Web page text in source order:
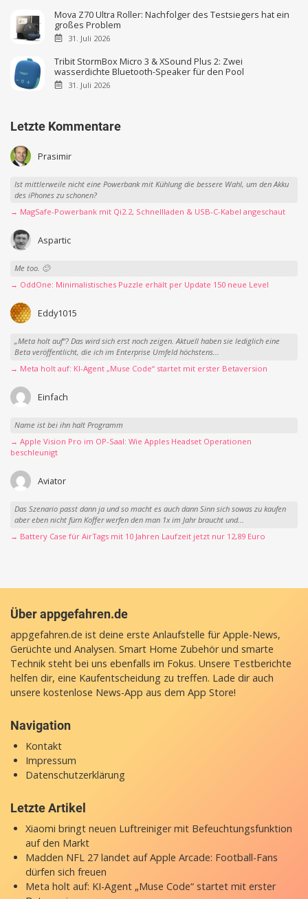
Mova Z70 Ultra Roller: Nachfolger des Testsiegers hat ein
großes Problem
31. Juli 2026
Tribit StormBox Micro 3 & XSound Plus 2: Zwei
wasserdichte Bluetooth-Speaker für den Pool
31. Juli 2026
Letzte Kommentare
Prasimir
Ist mittlerweile nicht eine Powerbank mit Kühlung die bessere Wahl, um den Akku
des iPhones zu schonen?
→ MagSafe-Powerbank mit Qi2.2, Schnellladen & USB-C-Kabel angeschaut
Aspartic
Me too. 🙂
→ OddOne: Minimalistisches Puzzle erhält per Update 150 neue Level
Eddy1015
„Meta holt auf“? Das wird sich erst noch zeigen. Aktuell haben sie lediglich eine
Beta veröffentlicht, die ich im Enterprise Umfeld höchstens...
→ Meta holt auf: KI-Agent „Muse Code“ startet mit erster Betaversion
Einfach
Name ist bei ihn halt Programm
→ Apple Vision Pro im OP-Saal: Wie Apples Headset Operationen
beschleunigt
Aviator
Das Szenario passt dann ja und so macht es auch dann Sinn sich sowas zu kaufen
aber eben nicht fürn Koffer werfen den man 1x im Jahr braucht und...
→ Battery Case für AirTags mit 10 Jahren Laufzeit jetzt nur 12,89 Euro
Über appgefahren.de
appgefahren.de ist deine erste Anlaufstelle für Apple-News,
Gerüchte und Analysen. Smart Home Zubehör und smarte
Technik steht bei uns ebenfalls im Fokus. Unsere Testberichte
helfen dir, eine Kaufentscheidung zu treffen. Lade dir auch
unsere kostenlose News-App aus dem App Store!
Navigation
Kontakt
Impressum
Datenschutzerklärung
Letzte Artikel
Xiaomi bringt neuen Luftreiniger mit Befeuchtungsfunktion
auf den Markt
Madden NFL 27 landet auf Apple Arcade: Football-Fans
dürfen sich freuen
Meta holt auf: KI-Agent „Muse Code“ startet mit erster